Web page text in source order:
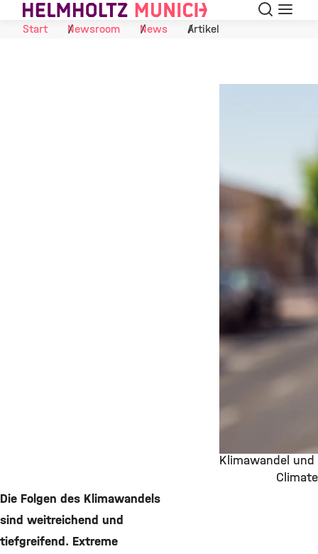
Skip to Content Suche
Start
Newsroom News Artikel
Klimawandel
Die Folgen des Klimawandels
sind weitreichend und
tiefgreifend. Extreme